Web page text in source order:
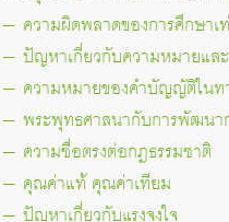
— ความผิดพลาดของการศึกษาเ
— ปัญหาเกี่ยวกับความหมายแล
— ความหมายของคำบัญญัติในท
— พระพุทธศาสนากับการพัฒนา
— ความซื่อตรงต่อกฎธรรมชาติ
— คุณค่าแท้ คุณค่าเทียม
— ปัญหาเกี่ยวกับแรงจูงใจ